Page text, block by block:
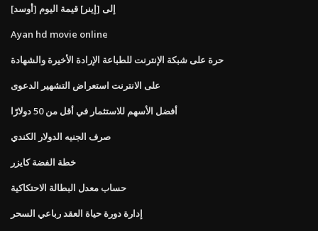
[أوسد] إلى [إينر] قيمة اليوم
Ayan hd movie online
حرة على شبكة الإنترنت للطباعة الإرادة الأخيرة والشهادة
على الانترنت استعراض التشهير الدعوى
أفضل الأسهم للاستثمار في أقل من 50 دولارًا
صرف الجنيه الدولار الكندي
خطة الفضة كايزر
حساب معدل البطالة الاحتكاكية
إدارة دورة حياة العقد رباعي السحر